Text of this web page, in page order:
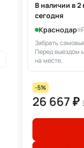
В наличии в
сегодня
Краснодар
Забрать
Перед выездом
на месте.
-5%
26 667 ₽